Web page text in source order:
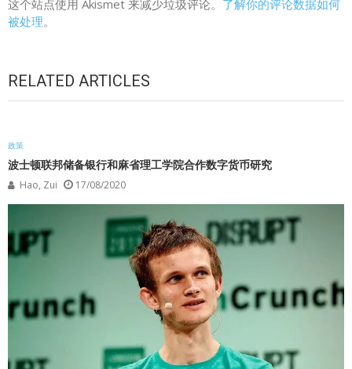
这个站点使用 Akismet 来减少垃圾评论。 了解你的评论数据如何
被处理。
RELATED ARTICLES
政策
波士顿联邦储备银行和麻省理工学院合作数字货币研究
Hao, Zui 17/08/2020